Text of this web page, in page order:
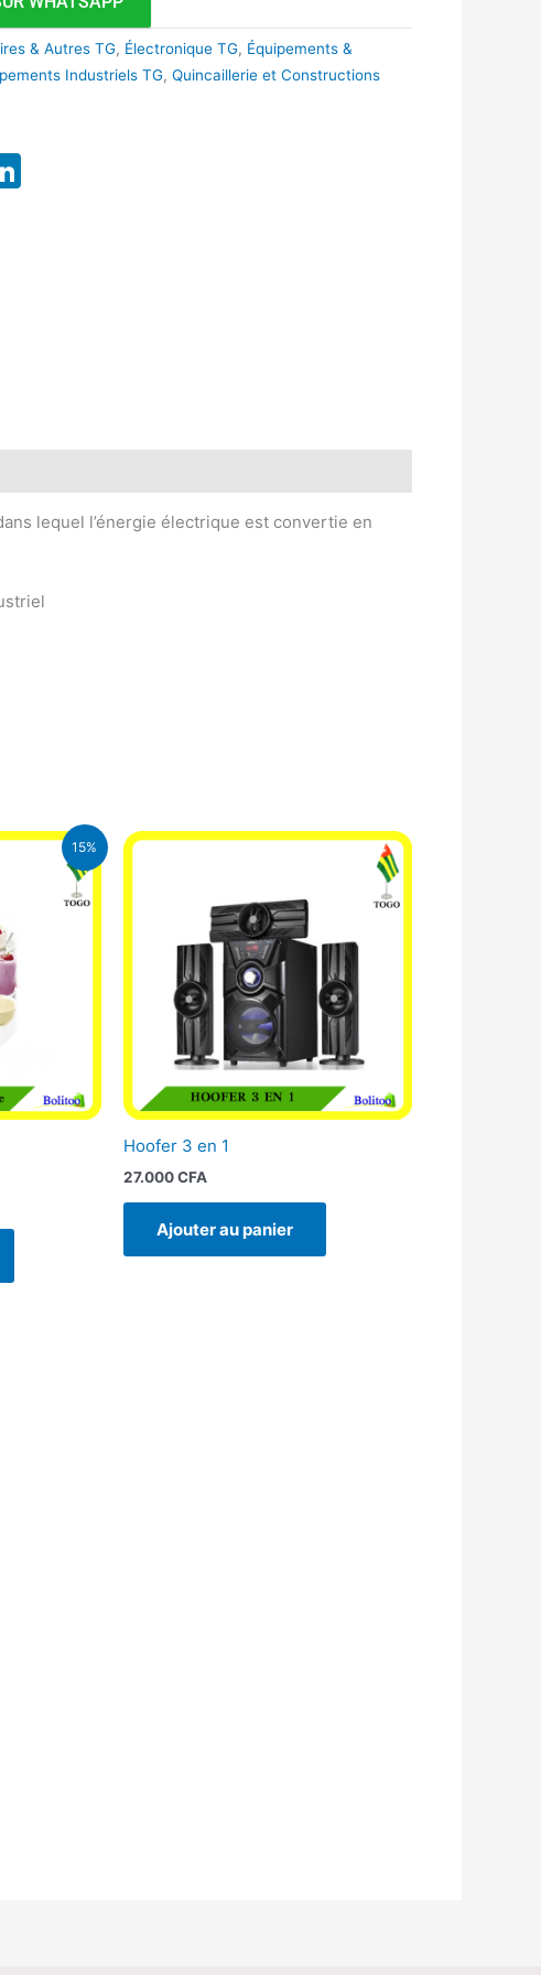
& Autres TG, Électronique TG, Équipements &
Industriels TG,Quincaillerie et Constructions
lequel l’énergie électrique est convertie en
15%
CFA.
Hoofer 3 en 1
27.000CFA
Ajouter au panier